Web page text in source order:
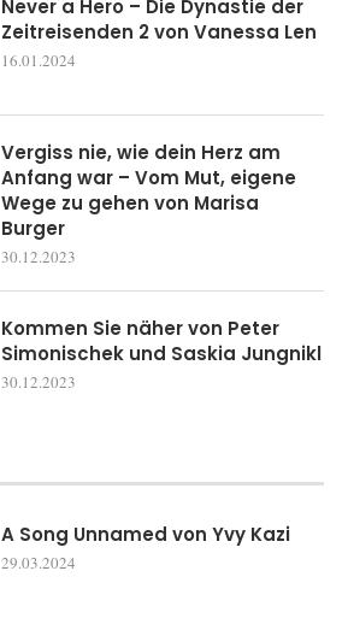
Never a Hero – Die Dynastie der
Zeitreisenden 2 von Vanessa Len
16.01.2024
Vergiss nie, wie dein Herz am
Anfang war – Vom Mut, eigene
Wege zu gehen von Marisa
Burger
30.12.2023
Kommen Sie näher von Peter
Simonischek und Saskia Jungnikl
30.12.2023
A Song Unnamed von Yvy Kazi
29.03.2024